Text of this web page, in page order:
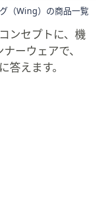
（Wing）の商品一覧
ンセプトに、機
ーウェアで、
答えます。